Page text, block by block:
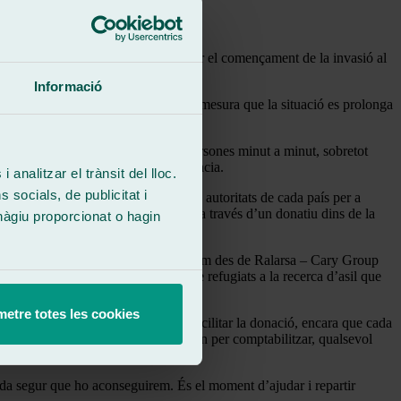
Informació
analitzar el trànsit del lloc.
socials, de publicitat i
proporcionat o hagin
totes les cookies
el dijous 24, que es va proclamar el començament de la invasió al
fregar els 2 milions, encara que a mesura que la situació es prolonga
que no fa més que sumar persones minut a minut, sobretot
llars, seguretat, protecció i assistència.
de manera coordinada amb les autoritats de cada país per a
pal·liar l’impacte del conflicte és a través d’un donatiu dins de la
Comitè espanyol d’ACNUR com des de Ralarsa – Cary Group
que pot suposar una migració de refugiats a la recerca d’asil que
opcions de xifres fixes per a facilitar la donació, encara que cada
personals, i els que encara queden per comptabilitzar, qualsevol
segur que ho aconseguirem. És el moment d’ajudar i repartir